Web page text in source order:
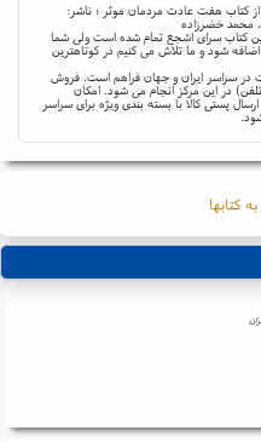
از کتاب هفت عادت مردمان موثر ؛ ناشر:
محمد خضرزاده
کتاب سرای اشجع تمام شده است ولی شما
اضافه شود و ما تلاش می کنیم در کوتاهترین
در سراسر ایران و جهان فراهم است. فروش
در این مرکز انجام می شود. امکان
پستی کالا با بسته بندی ویژه برای سراسر
کتابها